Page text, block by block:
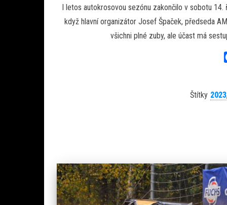
I letos autokrosovou sezónu zakončilo v sobotu
když hlavní organizátor Josef Špaček, předseda
všichni plné zuby, ale účast má
Štítky 2023,